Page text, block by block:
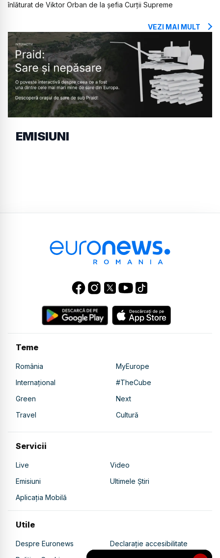
înlăturat de Viktor Orban de la șefia Curții Supreme
VEZI MAI MULT
EMISIUNI
Teme
România
MyEurope
Internațional
#TheCube
Green
Next
Travel
Cultură
Servicii
Live
Video
Emisiuni
Ultimele Știri
Aplicația Mobilă
Utile
Despre Euronews
Declarație accesibilitate